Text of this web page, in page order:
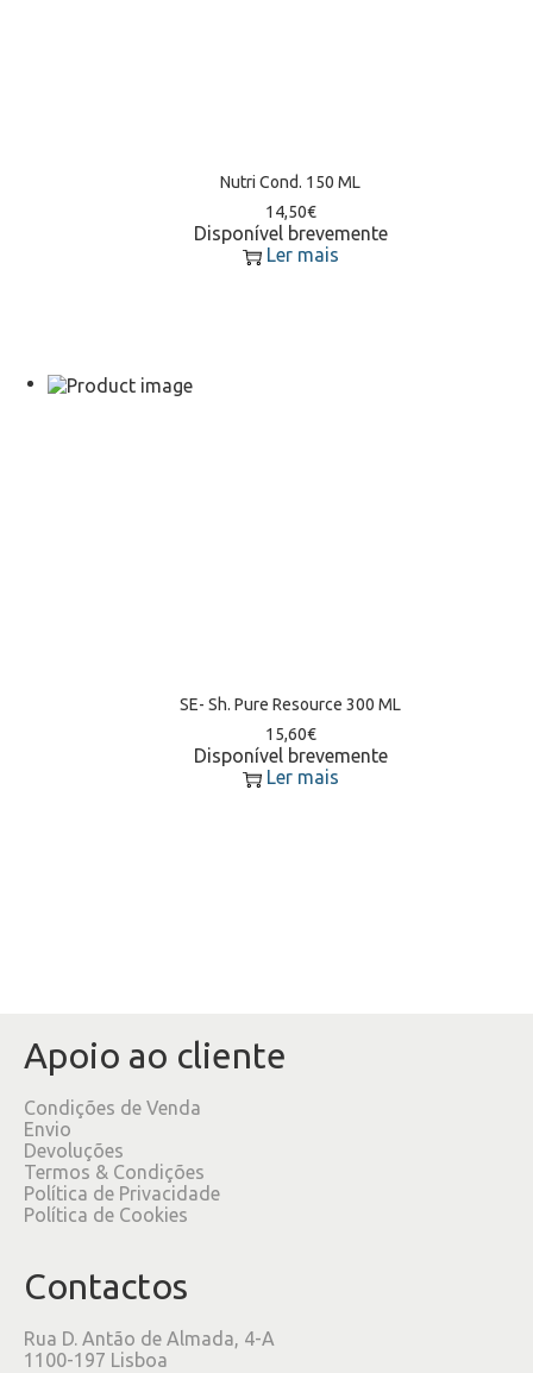
Nutri Cond. 150 ML
14,50€
Disponível brevemente
Ler mais
SE- Sh. Pure Resource 300 ML
15,60€
Disponível brevemente
Ler mais
Apoio ao cliente
Condições de Venda
Envio
Devoluções
Termos & Condições
Política de Privacidade
Política de Cookies
Contactos
Rua D. Antão de Almada, 4-A
1100-197 Lisboa